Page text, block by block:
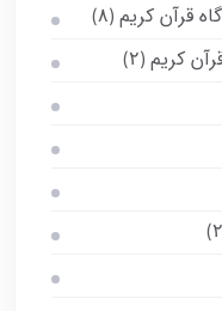
قرآن کریم (۸)
کریم (۲)